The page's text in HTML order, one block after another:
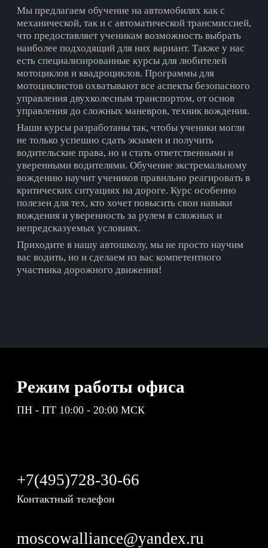
Мы предлагаем обучение на автомобилях как с
механической, так и с автоматической трансмиссией,
что предоставляет ученикам возможность выбрать
наиболее подходящий для них вариант. Также у нас
есть специализированные курсы для любителей
мотоциклов и квадроциклов. Программы для
мотоциклистов охватывают все аспекты безопасного
управления двухколесным транспортом, от основ
управления до сложных маневров, техник вождения.
Наши курсы разработаны так, чтобы ученики могли
не только успешно сдать экзамен и получить
водительские права, но и стать ответственными и
уверенными водителями. Обучение экстремальному
вождению научит учеников правильно реагировать в
критических ситуациях на дороге. Курс особенно
полезен для тех, кто хочет повысить свои навыки
вождения и уверенность за рулем в сложных и
непредсказуемых условиях.
Приходите в нашу автошколу, мы не просто научим
вас водить, но и сделаем из вас компетентного
участника дорожного движения!
Режим работы офиса
ПН - ПТ 10:00 - 20:00 МСК
+7(495)728-30-66
Контактный телефон
moscowalliance@yandex.ru